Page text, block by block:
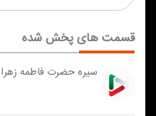
قسمت های پخش شده
سیره حضرت فاطمه